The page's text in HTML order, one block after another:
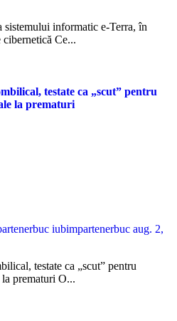
Ce...
testate ca „scut” pentru
la prematuri
iubimpartenerbuc aug. 2,
prematuri O...